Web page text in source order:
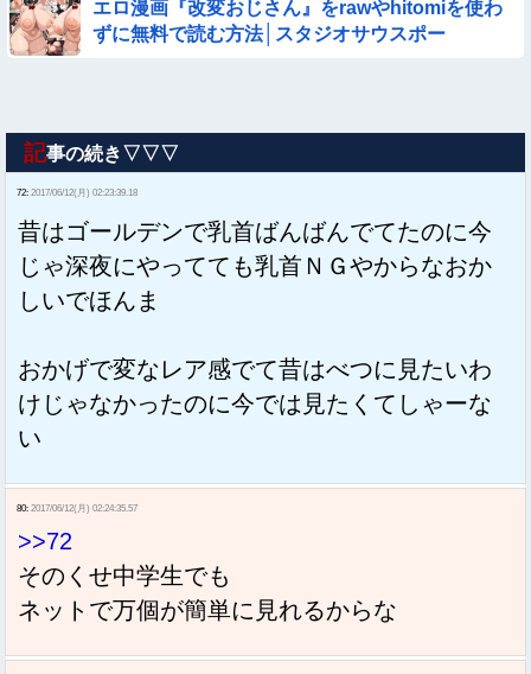
エロ漫画『改変おじさん』をrawやhitomiを使わ
ずに無料で読む方法│スタジオサウスポー
記事の続き▽▽▽
72: 2017/06/12(月) 02:23:39.18
昔はゴールデンで乳首ばんばんでてたのに今
じゃ深夜にやってても乳首ＮＧやからなおか
しいでほんま
おかげで変なレア感でて昔はべつに見たいわ
けじゃなかったのに今では見たくてしゃーな
い
80: 2017/06/12(月) 02:24:35.57
>>72
そのくせ中学生でも
ネットで万個が簡単に見れるからな